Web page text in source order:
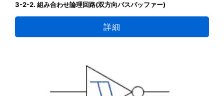
3-2-2. 組み合わせ論理回路(双方向バスバッファー)
詳細